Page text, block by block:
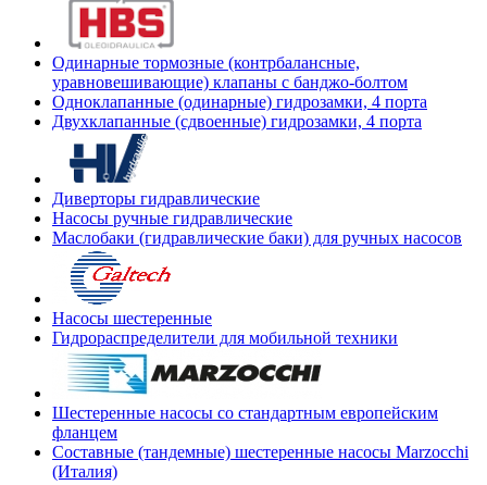
Одинарные тормозные (контрбалансные,
уравновешивающие) клапаны с банджо-болтом
Одноклапанные (одинарные) гидрозамки, 4 порта
Двухклапанные (сдвоенные) гидрозамки, 4 порта
Диверторы гидравлические
Насосы ручные гидравлические
Маслобаки (гидравлические баки) для ручных насосов
Насосы шестеренные
Гидрораспределители для мобильной техники
Шестеренные насосы со стандартным европейским
фланцем
Составные (тандемные) шестеренные насосы Marzocchi
(Италия)